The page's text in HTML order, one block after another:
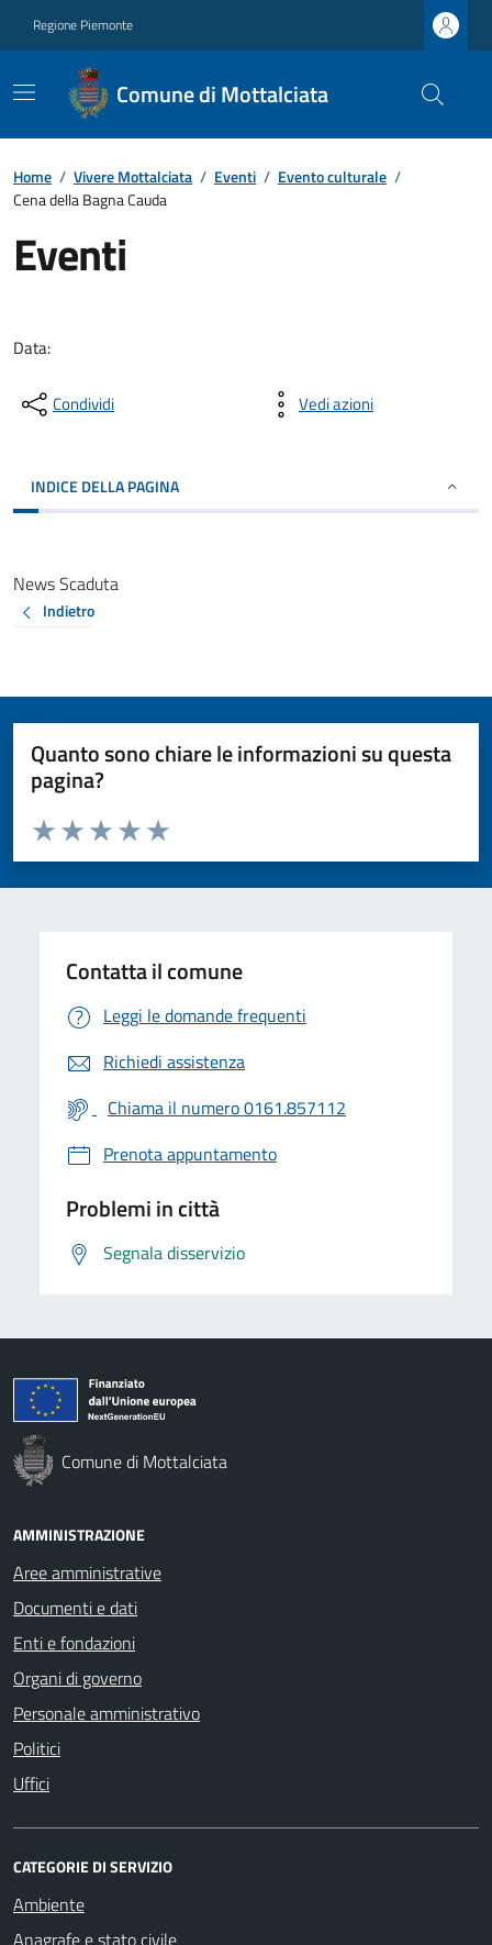
Regione Piemonte
Comune di Mottalciata
Home / Vivere Mottalciata / Eventi / Evento culturale /
Cena della Bagna Cauda
Eventi
Data:
Condividi Vedi azioni
INDICE DELLA PAGINA
News Scaduta
Indietro
Quanto sono chiare le informazioni su questa
pagina?
Valuta da 1 a 5 stelle la pagina
Valuta 5 stelle su 5
Valuta 4 stelle su 5
Valuta 3 stelle su 5
Valuta 2 stelle su 5
Valuta 1 stelle su 5
Contatta il comune
Leggi le domande frequenti
Richiedi assistenza
Chiama il numero 0161.857112
Prenota appuntamento
Problemi in città
Segnala disservizio
Comune di Mottalciata
AMMINISTRAZIONE
Aree amministrative
Documenti e dati
Enti e fondazioni
Organi di governo
Personale amministrativo
Politici
Uffici
CATEGORIE DI SERVIZIO
Ambiente
Anagrafe e stato civile